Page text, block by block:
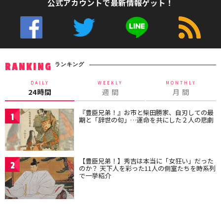
公式アカウントで最新情報ゲット！
RANKING ランキング
DAILY
24時間
WEEKLY
週 間
MONTHLY
月 間
1 『豊臣兄弟！』お市と柴田勝家、自刃しての最
期と「辞世の句」…運命を共にした２人の悲劇
2 【豊臣兄弟！】秀吉は本当に「女狂い」だった
のか？ 天下人を彩った11人の側室たちを時系列
で一挙紹介